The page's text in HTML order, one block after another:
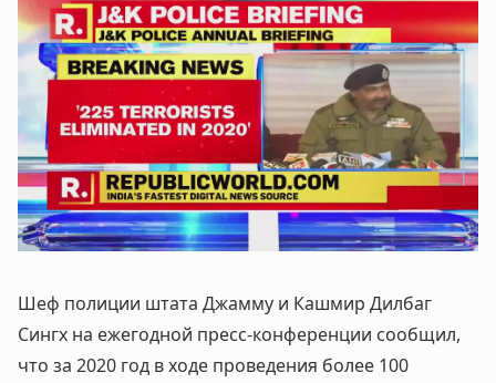
Шеф полиции штата Джамму и Кашмир Дилбаг
Сингх на ежегодной пресс-конференции сообщил,
что за 2020 год в ходе проведения более 100